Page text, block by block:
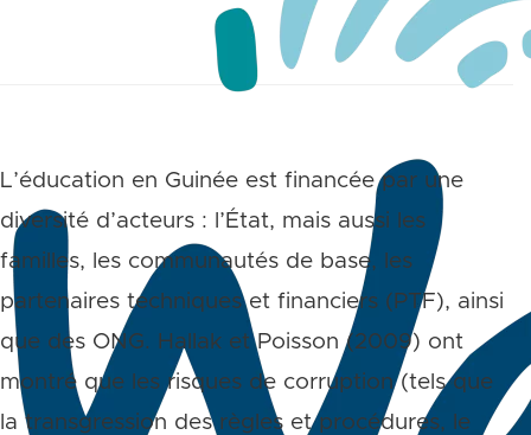
L’éducation en Guinée est financée par une
diversité d’acteurs : l’État, mais aussi les
familles, les communautés de base, les
partenaires techniques et financiers (PTF), ainsi
que des ONG. Hallak et Poisson (2009) ont
montré que les risques de corruption (tels que
la transgression des règles et procédures, le